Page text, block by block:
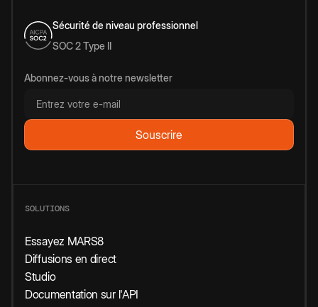
Sécurité de niveau professionnel
SOC 2 Type II
Abonnez-vous à notre newsletter
SOLUTIONS
Essayez MARS8
Diffusions en direct
Studio
Documentation sur l'API